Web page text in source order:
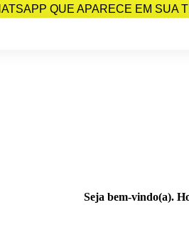
QUE APARECE EM SUA
Seja bem-vindo(a).